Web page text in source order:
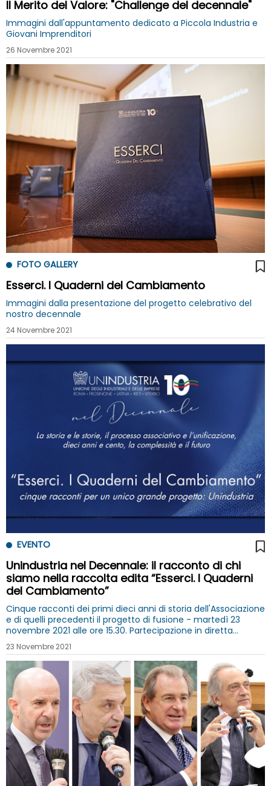
Il Merito del Valore: "Challenge del decennale"
Immagini dall'appuntamento dedicato a Piccola Industria e
Giovani Imprenditori
26 Novembre 2021
FOTO GALLERY
Esserci. I Quaderni del Cambiamento
Immagini dalla presentazione del progetto celebrativo del
nostro decennale
24 Novembre 2021
EVENTO
Unindustria nel Decennale: il racconto di chi
siamo nella raccolta edita “Esserci. I Quaderni
del Cambiamento”
Cinque racconti dei primi dieci anni di storia dell'Associazione
e di quelli precedenti il progetto di fusione - martedì 23
novembre 2021 alle ore 15.30. Partecipazione in diretta
streaming
23 Novembre 2021